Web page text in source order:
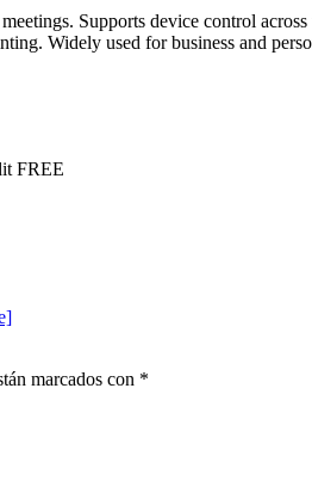
Supports device control
Widely used for business and
FREE
marcados con *